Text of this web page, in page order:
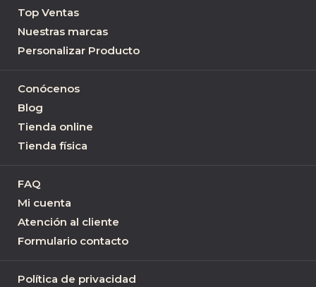
Top Ventas
Nuestras marcas
Personalizar Producto
Conócenos
Blog
Tienda online
Tienda física
FAQ
Mi cuenta
Atención al cliente
Formulario contacto
Política de privacidad